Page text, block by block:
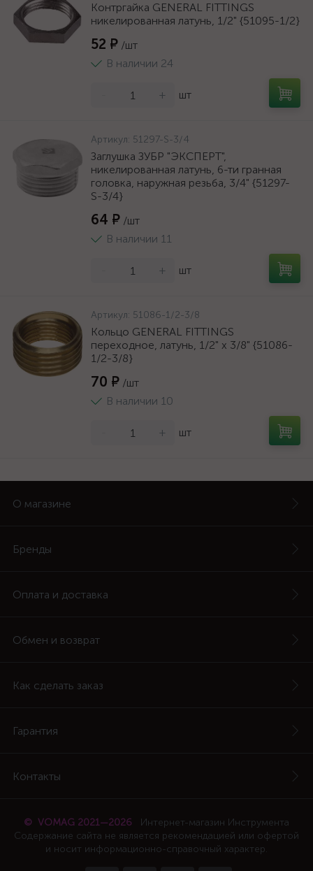
Контргайка GENERAL FITTINGS
никелированная латунь, 1/2" {51095-1/2}
52 ₽ /шт
В наличии 24
+ шт
Артикул: 51297-S-3/4
Заглушка ЗУБР "ЭКСПЕРТ",
никелированная латунь, 6-ти гранная
головка, наружная резьба, 3/4" {51297-
S-3/4}
64 ₽ /шт
В наличии 11
+ шт
Артикул: 51086-1/2-3/8
Кольцо GENERAL FITTINGS
переходное, латунь, 1/2" х 3/8" {51086-
1/2-3/8}
70 ₽ /шт
В наличии 10
+ шт
О магазине
Бренды
Оплата и доставка
Обмен и возврат
Как сделать заказ
Гарантия
Контакты
© VOMAG 2021—2026
Интернет-магазин Инструмента
Содержание сайта не является рекомендацией или офертой
и носит информационно-справочный характер.